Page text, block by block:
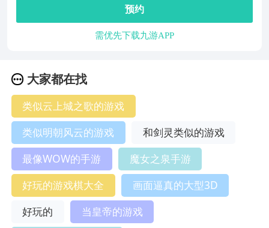
预约
需优先下载九游APP
大家都在找
类似云上城之歌的游戏
类似明朝风云的游戏
和剑灵类似的游戏
最像WOW的手游
魔女之泉手游
好玩的游戏棋大全
画面逼真的大型3D
好玩的
当皇帝的游戏